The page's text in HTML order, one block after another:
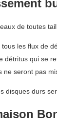
de toutes
les flux de
détritus qui se
seront pas
disques durs